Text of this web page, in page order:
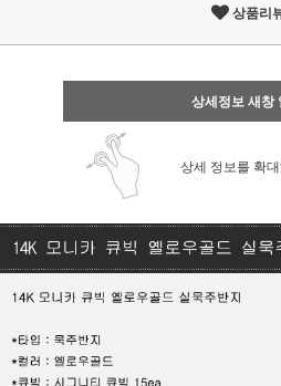
상품리
상세정보 새창
상세 정보를 확